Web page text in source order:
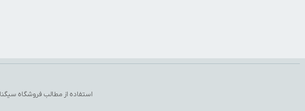
استفاده از مطالب فروشگاه